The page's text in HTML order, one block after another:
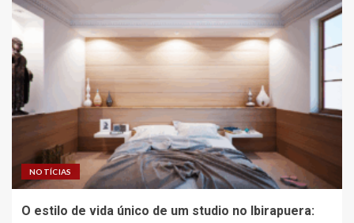
NOTÍCIAS
O estilo de vida único de um studio no Ibirapuera: